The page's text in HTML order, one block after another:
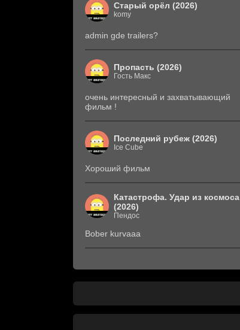
Старый орёл (2026)
komy
admin gde trailers?
Пропасть (2026)
Гость Макс
очень интересный и захватывающий
фильм !
Последний рубеж (2026)
Ice Cube
Хороший фильм
Катастрофа. Удар из космоса
(2026)
Пендос
Bober kurvaaa